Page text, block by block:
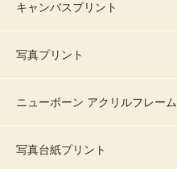
キャンバスプリント
写真プリント
ニューボーン アクリルフレーム
写真台紙プリント